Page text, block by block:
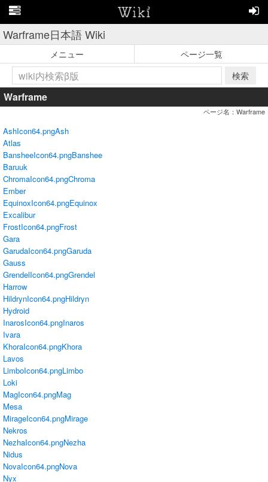
Warframe日本語 Wiki
メニュー
ページ一覧
検索
Warframe
ページ名：Warframe
AshIcon64.pngAsh
Atlas
BansheeIcon64.pngBanshee
Baruuk
ChromaIcon64.pngChroma
Ember
EquinoxIcon64.pngEquinox
Excalibur
FrostIcon64.pngFrost
Gara
GarudaIcon64.pngGaruda
Gauss
GrendelIcon64.pngGrendel
Harrow
HildrynIcon64.pngHildryn
Hydroid
InarosIcon64.pngInaros
Ivara
KhoraIcon64.pngKhora
Lavos
LimboIcon64.pngLimbo
Loki
MagIcon64.pngMag
Mesa
MirageIcon64.pngMirage
Nekros
NezhaIcon64.pngNezha
Nidus
NovaIcon64.pngNova
Nyx